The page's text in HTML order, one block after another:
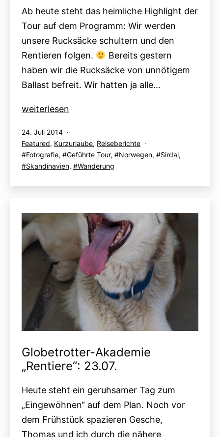
Ab heute steht das heimliche Highlight der
Tour auf dem Programm: Wir werden
unsere Rucksäcke schultern und den
Rentieren folgen.
Bereits gestern
haben wir die Rucksäcke von unnötigem
Ballast befreit. Wir hatten ja alle…
Globetrotter-
„Rentiere“:
24.07.
weiterlesen
Veröffentlicht
am
24. Juli 2014
Kategorisiert
als
Featured, Kurzurlaube, Reiseberichte
Verschlagwortet
mit
Fotografie, Geführte Tour, Norwegen, Sirdal,
Skandinavien, Wanderung
Globetrotter-Akademie
„Rentiere“: 23.07.
Heute steht ein geruhsamer Tag zum
„Eingewöhnen“ auf dem Plan. Noch vor
dem Frühstück spazieren Gesche,
Thomas und ich durch die nähere